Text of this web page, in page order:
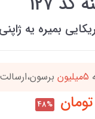
بمیره یه
رو میتونی4 قسطه
تومان 48%